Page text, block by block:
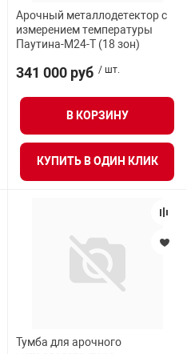
Арочный металлодетектор с
измерением температуры
Паутина-М24-Т (18 зон)
341 000 руб / шт.
В КОРЗИНУ
КУПИТЬ В ОДИН КЛИК
Тумба для арочного